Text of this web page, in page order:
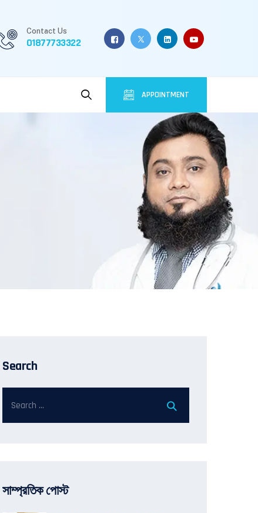
Contact Us
01877733322
APPOINTMENT
Search
সাম্প্রতিক পোস্ট